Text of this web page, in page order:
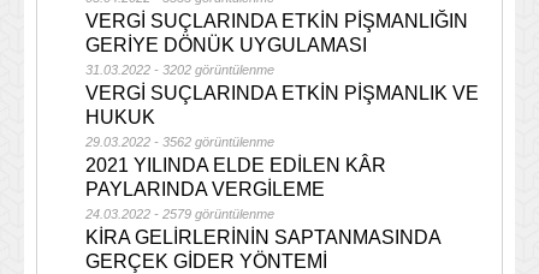
VERGİ SUÇLARINDA ETKİN PİŞMANLIĞIN
GERİYE DÖNÜK UYGULAMASI
31.03.2022 - 3202 görüntülenme
VERGİ SUÇLARINDA ETKİN PİŞMANLIK VE
HUKUK
29.03.2022 - 3562 görüntülenme
2021 YILINDA ELDE EDİLEN KÂR
PAYLARINDA VERGİLEME
24.03.2022 - 2579 görüntülenme
KİRA GELİRLERİNİN SAPTANMASINDA
GERÇEK GİDER YÖNTEMİ